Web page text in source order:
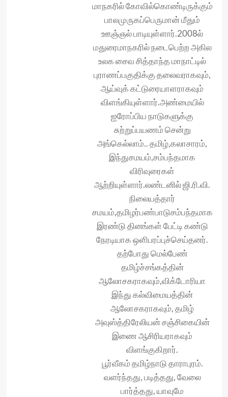
மாநகரில் கோவில்கொண்டிருக்கும்
பாலமுருகப்பெருமான் மீதும்
ஊஞ்ஞல் பாடியுள்ளார்.2008ல்
மதுரைமாநகரில் நடைபெற்ற அகில
உலக சைவ‌ சித்தாந்த மாநாட்டில்
புராணப்பகுதிக்கு தலைவராகவும்,
ஆய்வுக் கட்டுரையாள‌ராகவும்
விளங்கியுள்ளார்.அண்மையில்
ஐரோப்பிய நாடுகளுக்கு
சுற்றுப்பயணம் சென்று
அங்கெல்லாம்.. தமிழ்,கலாசாரம்,
இந்துசமயம்,சம்பந்தமாக
விரிவுரைகள்
ஆற்றியுள்ளார்.லண்டனில் ஜி.ரி.வி.
நிலையத்தார்
சமயம்,தமிழர்பண்பாடுசம்பந்தமாக
இரண்டு தினங்கள் பேட்டி கண்டு
நேரடியாக ஒளிபரப்புச்செய்தனர்.
தற்போது மெல்பேண்
தமிழ்ச்சங்கத்தின்
ஆலோசகராகவும்,விக்டோரியா
இந்து கல்விமையத்தின்
ஆலோசகராகவும், தமிழ்
அவுஸ்த்திரேலியன் சஞ்சிகையின்
இணை ஆசிரியராகவும்
விளங்குகிறார்.
பூர்வீகம் தமிழ்நாடு தாராபுரம்.
வளர்ந்தது, படித்தது, வேலை
பார்த்தது, யாவுமே